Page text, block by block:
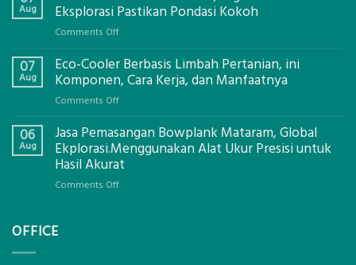
Aug
Eksplorasi Pastikan Pondasi Kokoh
Comments Offon
Sondir
Tanah
Eksplorasi
Pastikan
Pondasi
Kokoh
07
Aug
Eco-Cooler Berbasis Limbah Pertanian, ini
Komponen, Cara Kerja, dan Manfaatnya
Comments Offon
Cooler
Berbasis
Limbah
06
Aug
Jasa Pemasangan Bowplank Mataram, Global
Ekplorasi.Menggunakan Alat Ukur Presisi untuk
Hasil Akurat
Comments Offon
OFFICE